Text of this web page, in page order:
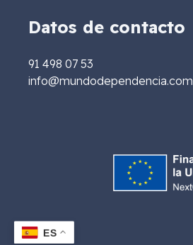
Datos de contacto
91 498 07 53
info@mundodependencia.com
ES